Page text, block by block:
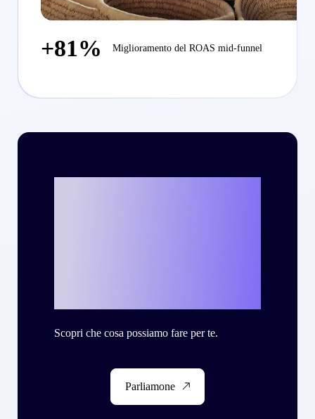
+81% Miglioramento del ROAS mid-funnel
Scopri che cosa possiamo fare per te.
Parliamone